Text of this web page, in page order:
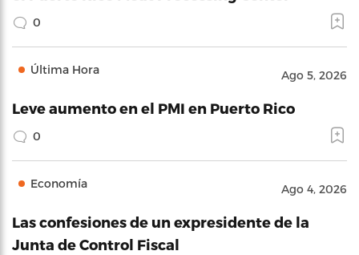
0
Última Hora Ago 5, 2026
Leve aumento en el PMI en Puerto Rico
0
Economía Ago 4, 2026
Las confesiones de un expresidente de la
Junta de Control Fiscal